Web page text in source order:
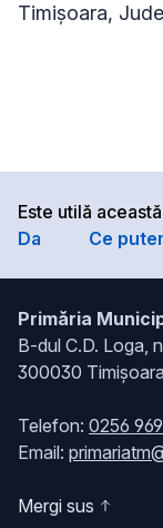
Timișoara,
Este utilă
Da
Ce
Primăria
B-dul C.D. Loga,
300030 Timișoara
Telefon: 0256 969
Email:
Mergi sus